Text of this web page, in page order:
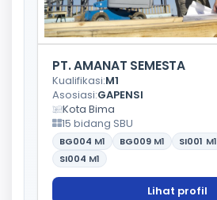
PT. AMANAT SEMESTA
Kualifikasi:M1
Asosiasi:GAPENSI
Kota Bima
15 bidang SBU
BG004 M1 BG009 M1 SI001 M1
SI004 M1
Lihat profil